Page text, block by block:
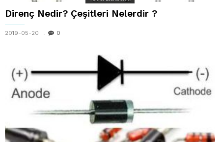
Direnç Nedir? Çeşitleri Nelerdir ?
2019-05-20 0